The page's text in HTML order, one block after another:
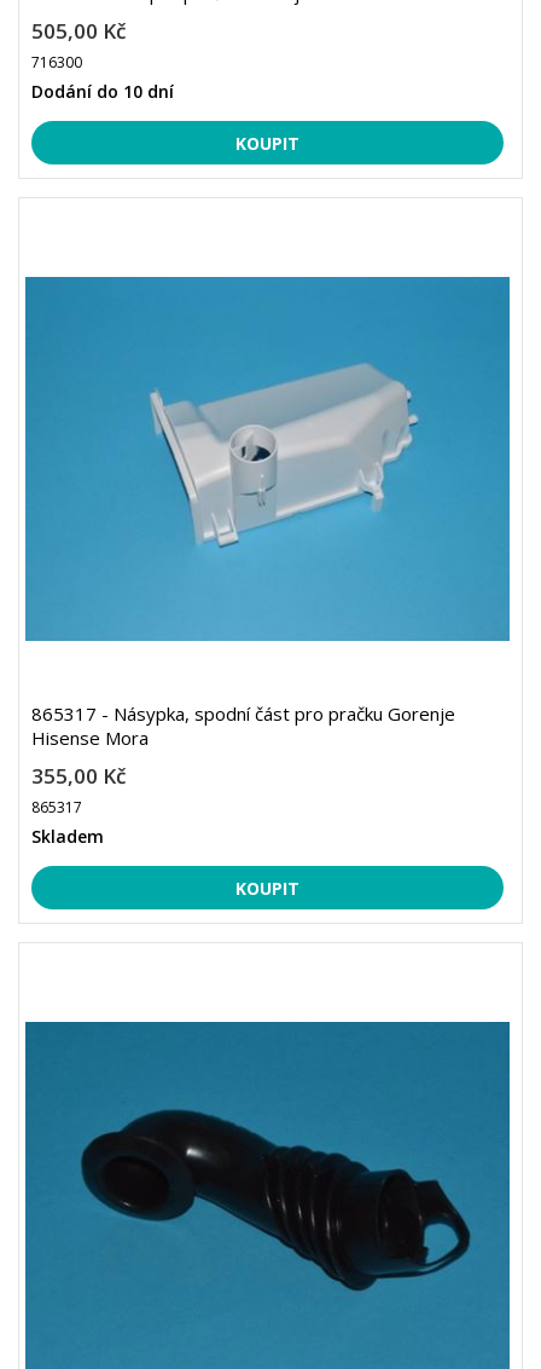
505,00 Kč
716300
Dodání do 10 dní
865317 - Násypka, spodní část pro pračku Gorenje
Hisense Mora
355,00 Kč
865317
Skladem